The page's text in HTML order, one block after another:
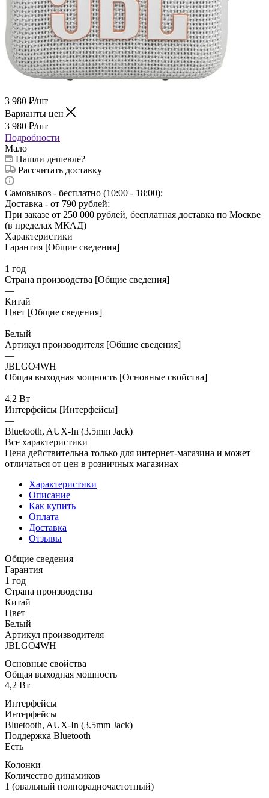
3 980 ₽/шт
Варианты цен
3 980 ₽/шт
Подробности
Мало
Нашли дешевле?
Рассчитать доставку
Самовывоз - бесплатно (10:00 - 18:00);
Доставка - от 790 рублей;
При заказе от 250 000 рублей, бесплатная доставка по Москве
(в пределах МКАД)
Характеристики
Гарантия [Общие сведения]
—
1 год
Страна производства [Общие сведения]
—
Китай
Цвет [Общие сведения]
—
Белый
Артикул производителя [Общие сведения]
—
JBLGO4WH
Общая выходная мощность [Основные свойства]
—
4,2 Вт
Интерфейсы [Интерфейсы]
—
Bluetooth, AUX-In (3.5mm Jack)
Все характеристики
Цена действительна только для интернет-магазина и может
отличаться от цен в розничных магазинах
Характеристики
Описание
Как купить
Оплата
Доставка
Отзывы
Общие сведения
Гарантия
1 год
Страна производства
Китай
Цвет
Белый
Артикул производителя
JBLGO4WH
Основные свойства
Общая выходная мощность
4,2 Вт
Интерфейсы
Интерфейсы
Bluetooth, AUX-In (3.5mm Jack)
Поддержка Bluetooth
Есть
Колонки
Количество динамиков
1 (овальный полнорадиочастотный)